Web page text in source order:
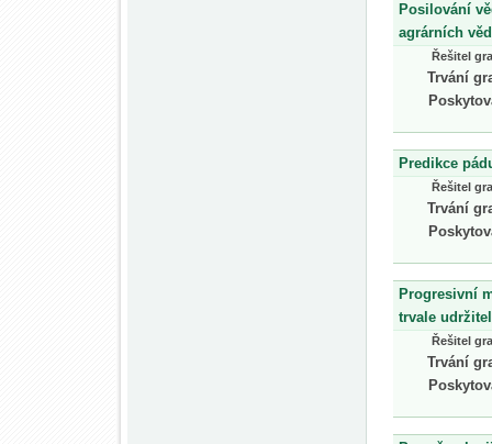
Posilování
agrárních
Řešitel
Trvání
Predikce
Řešitel
Trvání
Progresivní
trvale
Řešitel
Trvání